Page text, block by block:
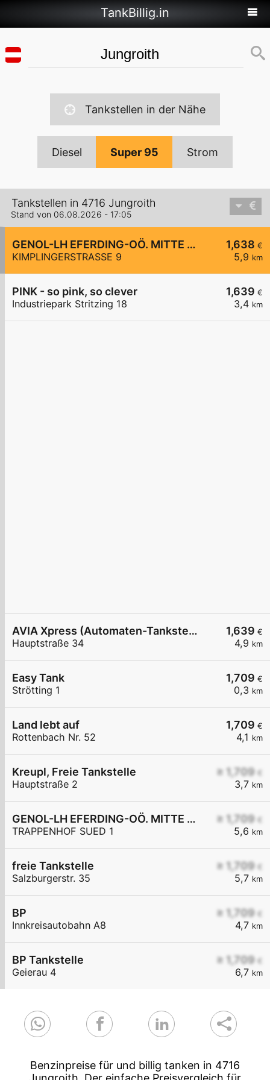
TankBillig.in
Tankstellen in der Nähe
Diesel Super 95 Strom
Tankstellen in 4716 Jungroith
Stand von 06.08.2026 - 17:05
1,638 €
5,9 km
GENOL-LH EFERDING-OÖ. MITTE eGen
KIMPLINGERSTRASSE 9
1,639 €
3,4 km
PINK - so pink, so clever
Industriepark Stritzing 18
1,639 €
4,9 km
AVIA Xpress (Automaten-Tankstelle)
Hauptstraße 34
1,709 €
0,3 km
Easy Tank
Strötting 1
1,709 €
4,1 km
Land lebt auf
Rottenbach Nr. 52
≥ 1,709 €
3,7 km
Kreupl, Freie Tankstelle
Hauptstraße 2
≥ 1,709 €
5,6 km
GENOL-LH EFERDING-OÖ. MITTE eGen
TRAPPENHOF SUED 1
≥ 1,709 €
5,7 km
freie Tankstelle
Salzburgerstr. 35
≥ 1,709 €
4,7 km
BP
Innkreisautobahn A8
≥ 1,709 €
6,7 km
BP Tankstelle
Geierau 4
Benzinpreise für und billig tanken in 4716